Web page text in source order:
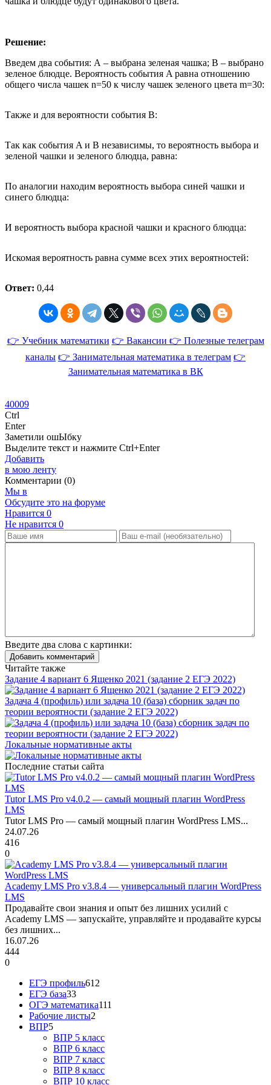
Решение:
Введем два события: А – выбрана зеленая чашка; B – выбрано
зеленое блюдце. Вероятность события A равна отношению
общего числа чашек n=50 к числу чашек зеленого цвета m=30:
Также и для вероятности события B:
Так как события A и B независимы, то вероятность выбора и
зеленой чашки и зеленого блюдца, равна:
По аналогии находим вероятность выбора синей чашки и
синего блюдца:
И вероятность выбора красной чашки и красного блюдца:
Искомая вероятность равна сумме всех этих вероятностей:
Ответ: 0,44
👉 Учебник математики 👉 Вакансии 👉 Полезные телеграм
каналы 👉 Занимательная математика в телеграм 👉
Занимательная математика в ВК
40009
Ctrl
Enter
Заметили ошЫбку
Выделите текст и нажмите Ctrl+Enter
Добавить
в мою ленту
Комментарии (0)
Мы в
Обсудите это на форуме
Нравится 0
Не нравится 0
Введите два слова с картинки:
Добавить комментарий
Читайте также
Задание 4 вариант 6 Ященко 2021 (задание 2 ЕГЭ 2022)
Задача 4 (профиль) или задача 10 (база) сборник задач по
теории вероятности (задание 2 ЕГЭ 2022)
Локальные нормативные акты
Последние статьи сайта
Tutor LMS Pro v4.0.2 — самый мощный плагин WordPress
LMS
Tutor LMS Pro — самый мощный плагин WordPress LMS...
24.07.26
416
0
Academy LMS Pro v3.8.4 — универсальный плагин WordPress
LMS
Продавайте свои знания и опыт без лишних усилий с
Academy LMS — запускайте, управляйте и продавайте курсы
без лишних...
16.07.26
444
0
ЕГЭ профиль612
ЕГЭ база33
ОГЭ математика111
Рабочие листы2
ВПР5
ВПР 5 класс
ВПР 6 класс
ВПР 7 класс
ВПР 8 класс
ВПР 10 класс